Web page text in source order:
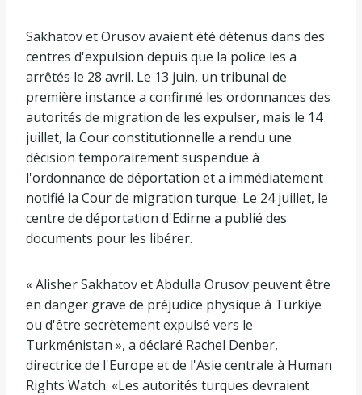
Sakhatov et Orusov avaient été détenus dans des
centres d'expulsion depuis que la police les a
arrêtés le 28 avril. Le 13 juin, un tribunal de
première instance a confirmé les ordonnances des
autorités de migration de les expulser, mais le 14
juillet, la Cour constitutionnelle a rendu une
décision temporairement suspendue à
l'ordonnance de déportation et a immédiatement
notifié la Cour de migration turque. Le 24 juillet, le
centre de déportation d'Edirne a publié des
documents pour les libérer.
« Alisher Sakhatov et Abdulla Orusov peuvent être
en danger grave de préjudice physique à Türkiye
ou d'être secrètement expulsé vers le
Turkménistan », a déclaré Rachel Denber,
directrice de l'Europe et de l'Asie centrale à Human
Rights Watch. «Les autorités turques devraient